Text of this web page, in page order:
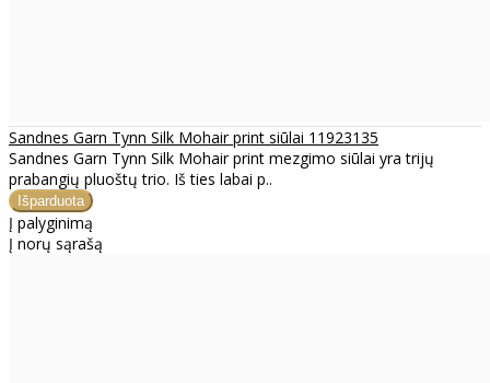
Sandnes Garn Tynn Silk Mohair print siūlai 11923135
Sandnes Garn Tynn Silk Mohair print mezgimo siūlai yra trijų
prabangių pluoštų trio. Iš ties labai p..
Į palyginimą
Į norų sąrašą